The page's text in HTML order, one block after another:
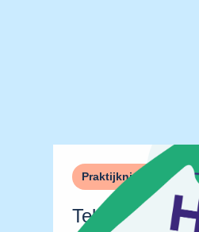
Praktijknieuws
Telefonische